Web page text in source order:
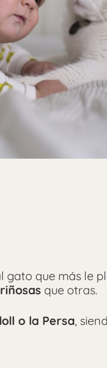
gato que más le
que otras.
o la Persa,